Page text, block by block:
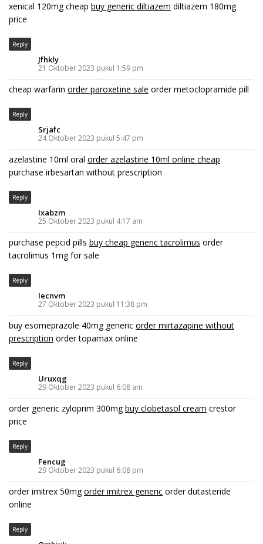
xenical 120mg cheap buy generic diltiazem diltiazem 180mg
price
Reply
Jfhkly
21 Oktober 2023 pukul 1:59 pm
cheap warfarin order paroxetine sale order metoclopramide pill
Reply
Srjafc
24 Oktober 2023 pukul 5:47 pm
azelastine 10ml oral order azelastine 10ml online cheap
purchase irbesartan without prescription
Reply
Ixabzm
25 Oktober 2023 pukul 4:17 am
purchase pepcid pills buy cheap generic tacrolimus order
tacrolimus 1mg for sale
Reply
Iecnvm
27 Oktober 2023 pukul 11:38 pm
buy esomeprazole 40mg generic order mirtazapine without
prescription order topamax online
Reply
Uruxqg
29 Oktober 2023 pukul 6:08 am
order generic zyloprim 300mgbuy clobetasol cream crestor
price
Reply
Fencug
29 Oktober 2023 pukul 6:08 pm
order imitrex 50mgorder imitrex generic order dutasteride
online
Reply